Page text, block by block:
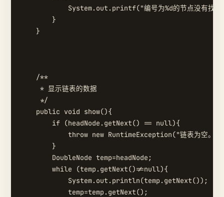
System.out.printf("编号为%d的节点没有找
        }
    }
    /**
     * 显示链表的数据
     */
    public void show(){
        if (headNode.getNext() == null){
throw new RuntimeException("链表为空。。
        }
        DoubleNode temp=headNode;
        while (temp.getNext()!=null){
            System.out.println(temp.getNext());
            temp=temp.getNext();